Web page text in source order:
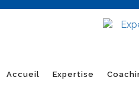
Accueil Expertise